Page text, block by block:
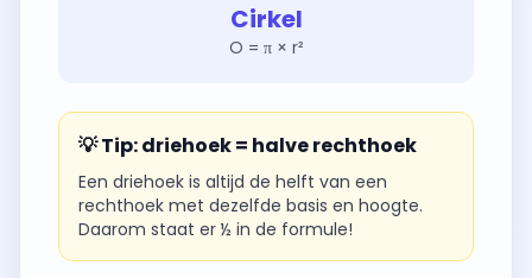
Cirkel
O = π × r²
💡 Tip: driehoek = halve rechthoek
Een driehoek is altijd de helft van een
rechthoek met dezelfde basis en hoogte.
Daarom staat er ½ in de formule!